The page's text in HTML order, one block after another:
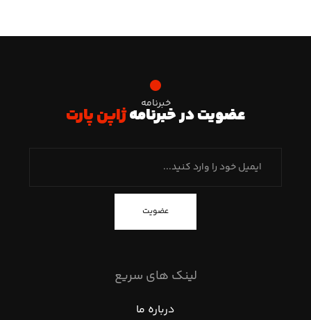
خبرنامه
عضویت در خبرنامهژاپن پارت
عضویت
لینک های سریع
درباره ما